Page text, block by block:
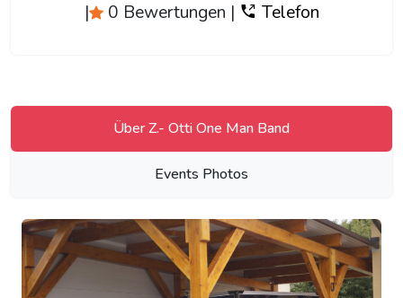
|
0 Bewertungen | Telefon
Über Z.- Otti One Man Band
Events Photos